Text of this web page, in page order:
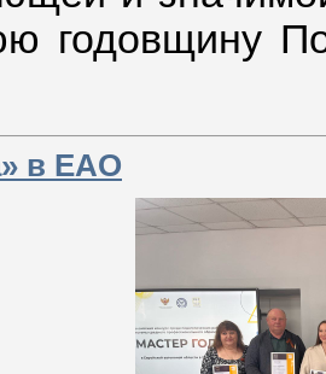
годовщину
в ЕАО